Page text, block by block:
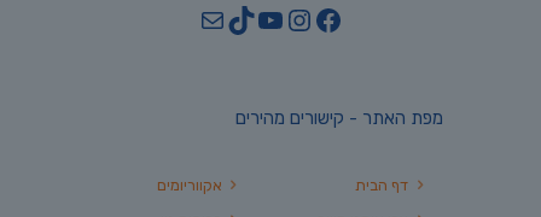
Facebook
Instagram
YouTube
TikTok
Mail
מפת האתר - קישורים מהירים
אקווריומים
דף הבית